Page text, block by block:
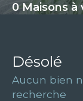
0Maisons à
Désolé
Aucun bien
recherche